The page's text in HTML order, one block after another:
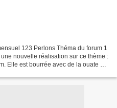
123 Perlons Théma du forum 1
nouvelle réalisation sur ce thème :
Elle est bourrée avec de la ouate de